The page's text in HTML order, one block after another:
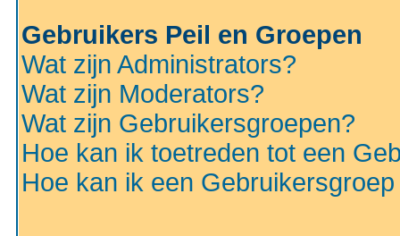
Gebruikers Peil en Groepen
Wat zijn Administrators?
Wat zijn Moderators?
Wat zijn Gebruikersgroepen?
Hoe kan ik toetreden tot een
Hoe kan ik een